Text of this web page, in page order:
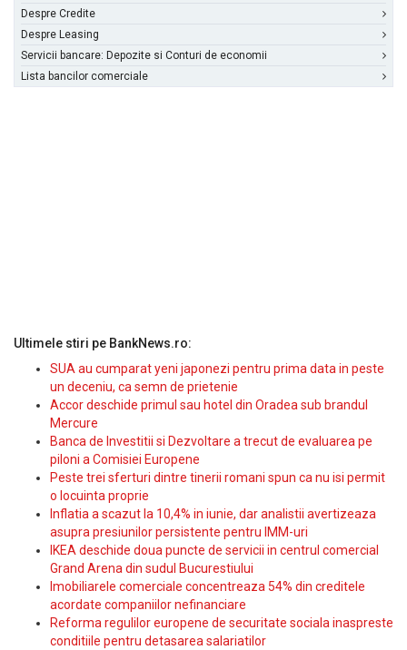
Despre Credite
Despre Leasing
Servicii bancare: Depozite si Conturi de economii
Lista bancilor comerciale
Ultimele stiri pe BankNews.ro:
SUA au cumparat yeni japonezi pentru prima data in peste
un deceniu, ca semn de prietenie
Accor deschide primul sau hotel din Oradea sub brandul
Mercure
Banca de Investitii si Dezvoltare a trecut de evaluarea pe
piloni a Comisiei Europene
Peste trei sferturi dintre tinerii romani spun ca nu isi permit
o locuinta proprie
Inflatia a scazut la 10,4% in iunie, dar analistii avertizeaza
asupra presiunilor persistente pentru IMM-uri
IKEA deschide doua puncte de servicii in centrul comercial
Grand Arena din sudul Bucurestiului
Imobiliarele comerciale concentreaza 54% din creditele
acordate companiilor nefinanciare
Reforma regulilor europene de securitate sociala inaspreste
conditiile pentru detasarea salariatilor